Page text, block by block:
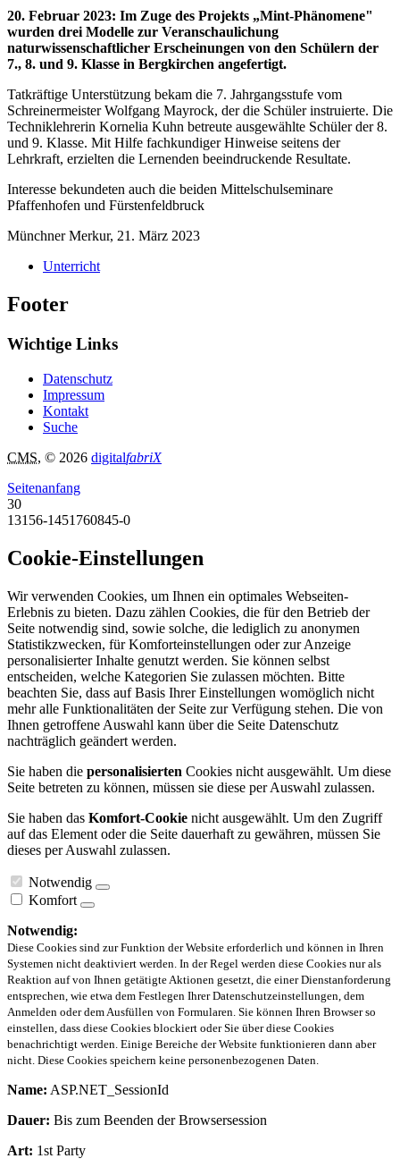
20. Februar 2023: Im Zuge des Projekts „Mint-Phänomene"
wurden drei Modelle zur Veranschaulichung
naturwissenschaftlicher Erscheinungen von den Schülern der
7., 8. und 9. Klasse in Bergkirchen angefertigt.
Tatkräftige Unterstützung bekam die 7. Jahrgangsstufe vom
Schreinermeister Wolfgang Mayrock, der die Schüler instruierte. Die
Techniklehrerin Kornelia Kuhn betreute ausgewählte Schüler der 8.
und 9. Klasse. Mit Hilfe fachkundiger Hinweise seitens der
Lehrkraft, erzielten die Lernenden beeindruckende Resultate.
Interesse bekundeten auch die beiden Mittelschulseminare
Pfaffenhofen und Fürstenfeldbruck
Münchner Merkur, 21. März 2023
Unterricht
Footer
Wichtige Links
Datenschutz
Impressum
Kontakt
Suche
CMS, © 2026 digitalfabriX
Seitenanfang
30
13156-1451760845-0
Cookie-Einstellungen
Wir verwenden Cookies, um Ihnen ein optimales Webseiten-
Erlebnis zu bieten. Dazu zählen Cookies, die für den Betrieb der
Seite notwendig sind, sowie solche, die lediglich zu anonymen
Statistikzwecken, für Komforteinstellungen oder zur Anzeige
personalisierter Inhalte genutzt werden. Sie können selbst
entscheiden, welche Kategorien Sie zulassen möchten. Bitte
beachten Sie, dass auf Basis Ihrer Einstellungen womöglich nicht
mehr alle Funktionalitäten der Seite zur Verfügung stehen. Die von
Ihnen getroffene Auswahl kann über die Seite Datenschutz
nachträglich geändert werden.
Sie haben die personalisierten Cookies nicht ausgewählt. Um diese
Seite betreten zu können, müssen sie diese per Auswahl zulassen.
Sie haben das Komfort-Cookie nicht ausgewählt. Um den Zugriff
auf das Element oder die Seite dauerhaft zu gewähren, müssen Sie
dieses per Auswahl zulassen.
Notwendig
Komfort
Notwendig:
Diese Cookies sind zur Funktion der Website erforderlich und können in Ihren
Systemen nicht deaktiviert werden. In der Regel werden diese Cookies nur als
Reaktion auf von Ihnen getätigte Aktionen gesetzt, die einer Dienstanforderung
entsprechen, wie etwa dem Festlegen Ihrer Datenschutzeinstellungen, dem
Anmelden oder dem Ausfüllen von Formularen. Sie können Ihren Browser so
einstellen, dass diese Cookies blockiert oder Sie über diese Cookies
benachrichtigt werden. Einige Bereiche der Website funktionieren dann aber
nicht. Diese Cookies speichern keine personenbezogenen Daten.
Name: ASP.NET_SessionId
Dauer: Bis zum Beenden der Browsersession
Art: 1st Party